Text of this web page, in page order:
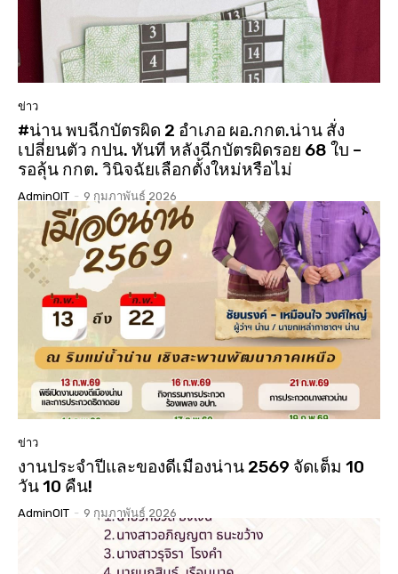
ข่าว
#น่าน พบฉีกบัตรผิด 2 อำเภอ ผอ.กกต.น่าน สั่ง
เปลี่ยนตัว กปน. ทันที หลังฉีกบัตรผิดรอย 68 ใบ –
รอลุ้น กกต. วินิจฉัยเลือกตั้งใหม่หรือไม่
AdminOIT - 9 กุมภาพันธ์ 2026
ข่าว
งานประจำปีและของดีเมืองน่าน 2569 จัดเต็ม 10
วัน 10 คืน!
AdminOIT - 9 กุมภาพันธ์ 2026